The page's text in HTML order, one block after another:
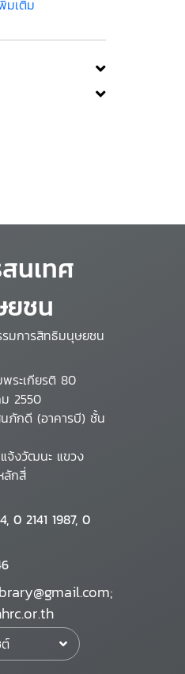
มเติม
นเทศ
ชน
มการสิทธิมนุษยชน
ระเกียรติ 80
2550
นภักดี (อาคารบี) ชั้น
จ้งวัฒนะ แขวง
ลักสี่
0 2141 1987, 0